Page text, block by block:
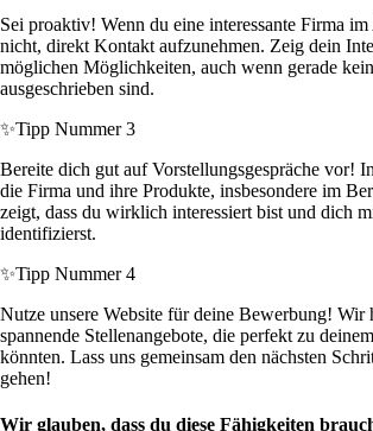
Sei proaktiv! Wenn du eine interessante Firma
nicht, direkt Kontakt aufzunehmen. Zeig dein
möglichen Möglichkeiten, auch wenn gerade
ausgeschrieben sind.
✨Tipp Nummer 3
Bereite dich gut auf Vorstellungsgespräche vor!
die Firma und ihre Produkte, insbesondere im
zeigt, dass du wirklich interessiert bist und dich
identifizierst.
✨Tipp Nummer 4
Nutze unsere Website für deine Bewerbung! Wir
spannende Stellenangebote, die perfekt zu
könnten. Lass uns gemeinsam den nächsten
gehen!
Wir glauben, dass du diese Fähigkeiten